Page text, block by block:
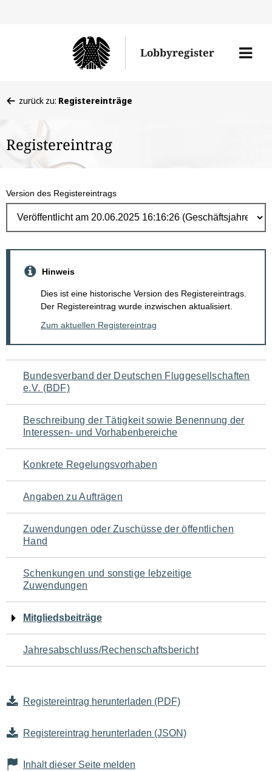
Lobbyregister
Menü
befinden
hier:
zurück zu: Registereinträge
Registereintrag
Version des Registereintrags
Hinweis
Dies ist eine historische Version des Registereintrags.
Der Registereintrag wurde inzwischen aktualisiert.
Zum aktuellen Registereintrag
Navigation
für
den
Seiteninhalt
Bundesverband der Deutschen Fluggesellschaften
e.V. (BDF)
Beschreibung der Tätigkeit sowie Benennung der
Interessen- und Vorhabenbereiche
Konkrete Regelungsvorhaben
Angaben zu Aufträgen
Zuwendungen oder Zuschüsse der öffentlichen
Hand
Schenkungen und sonstige lebzeitige
Zuwendungen
Mitgliedsbeiträge
Jahresabschluss/Rechenschaftsbericht
Registereintrag herunterladen (PDF)
Registereintrag herunterladen (JSON)
Inhalt dieser Seite melden